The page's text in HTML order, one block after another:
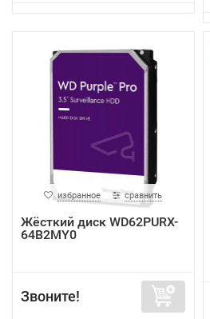
избранное сравнить
Жёсткий диск WD62PURX-
64B2MY0
Звоните!